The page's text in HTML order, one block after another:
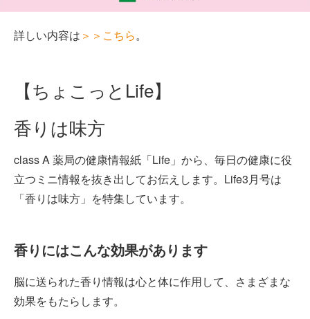
詳しい内容は ＞＞こちら。
【ちょこっとLife】
香りは味方
class A 薬局の健康情報紙「Life」から、毎日の健康に役
立つミニ情報を抜き出してお伝えします。Life3月号は
「香りは味方」を特集しています。
香りにはこんな効果があります
脳に送られた香り情報は心と体に作用して、さまざまな
効果をもたらします。